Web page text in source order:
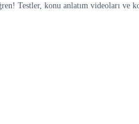
Testler, konu anlatım videoları ve